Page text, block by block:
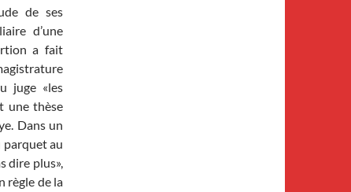
de ses
d’une
a fait
juge «les
une thèse
Dans un
parquet au
dire plus»,
règle de la